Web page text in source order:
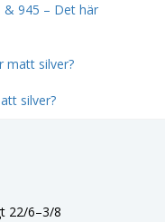
& 945 – Det här
matt silver?
silver?
22/6–3/8